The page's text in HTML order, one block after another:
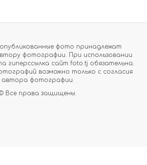
фото принадлежат
фотографии. При использовании
гиперссылка сайт foto.tj обязательна.
возможно только с согласия
автора фотографии.
Все права защищены.